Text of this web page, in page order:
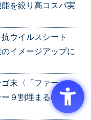
を絞り高コスパ実
ウイルスシート
イメージアップに
末〈「ファースト
９割埋まる('20/09/